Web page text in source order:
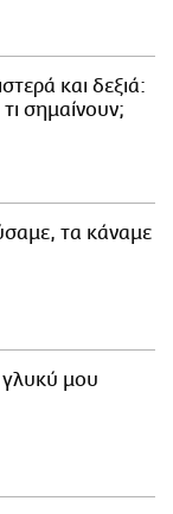
και δεξιά:
σημαίνουν;
τα κάναμε
μου